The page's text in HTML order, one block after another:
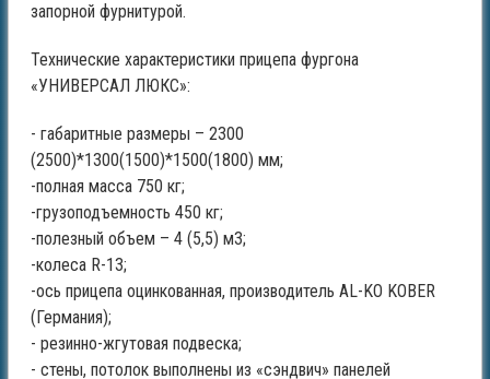
запорной фурнитурой.
Технические характеристики прицепа фургона
«УНИВЕРСАЛ ЛЮКС»:
- габаритные размеры – 2300
(2500)*1300(1500)*1500(1800) мм;
-полная масса 750 кг;
-грузоподъемность 450 кг;
-полезный объем – 4 (5,5) м3;
-колеса R-13;
-ось прицепа оцинкованная, производитель AL-KO KOBER
(Германия);
- резинно-жгутовая подвеска;
- стены, потолок выполнены из «сэндвич» панелей